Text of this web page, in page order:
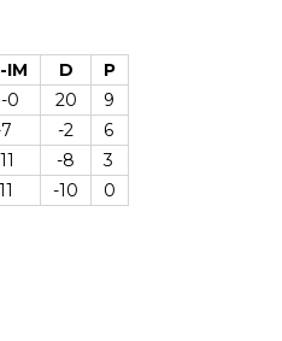
IM D
P
0 20
9
-2
6
-8
3
-10 0